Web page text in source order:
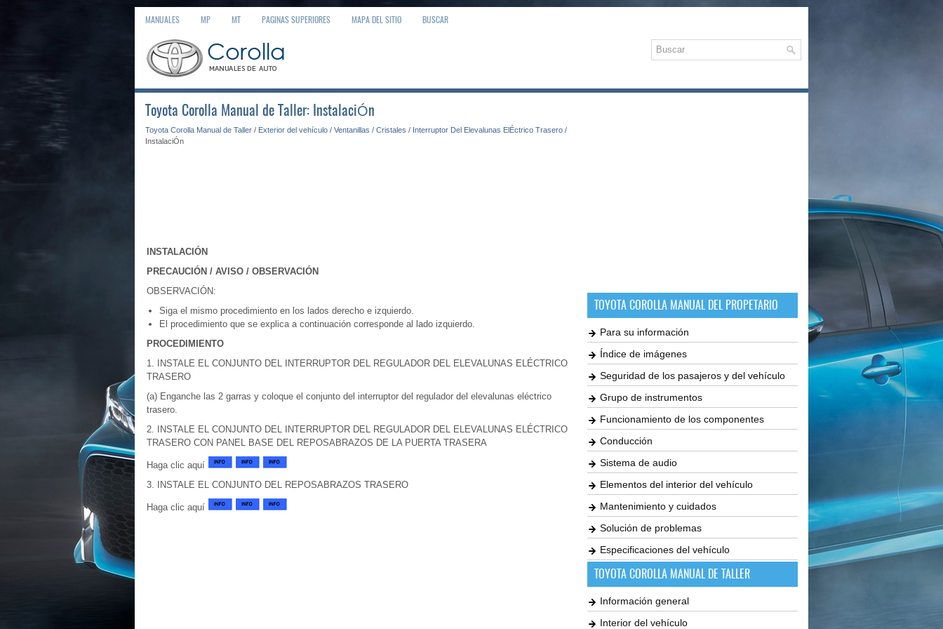
MANUALES MP MT PAGINAS SUPERIORES MAPA DEL SITIO BUSCAR
Toyota Corolla Manual de Taller: InstalaciÓn
Toyota Corolla Manual de Taller / Exterior del vehículo / Ventanillas / Cristales / Interruptor Del Elevalunas ElÉctrico Trasero /
InstalaciÓn
INSTALACIÓN
PRECAUCIÓN / AVISO / OBSERVACIÓN
OBSERVACIÓN:
Siga el mismo procedimiento en los lados derecho e izquierdo.
El procedimiento que se explica a continuación corresponde al lado izquierdo.
PROCEDIMIENTO
1. INSTALE EL CONJUNTO DEL INTERRUPTOR DEL REGULADOR DEL ELEVALUNAS ELÉCTRICO
TRASERO
(a) Enganche las 2 garras y coloque el conjunto del interruptor del regulador del elevalunas eléctrico
trasero.
2. INSTALE EL CONJUNTO DEL INTERRUPTOR DEL REGULADOR DEL ELEVALUNAS ELÉCTRICO
TRASERO CON PANEL BASE DEL REPOSABRAZOS DE LA PUERTA TRASERA
Haga clic aquí
3. INSTALE EL CONJUNTO DEL REPOSABRAZOS TRASERO
Haga clic aquí
TOYOTA COROLLA MANUAL DEL PROPETARIO
Para su información
Índice de imágenes
Seguridad de los pasajeros y del vehículo
Grupo de instrumentos
Funcionamiento de los componentes
Conducción
Sistema de audio
Elementos del interior del vehículo
Mantenimiento y cuidados
Solución de problemas
Especificaciones del vehículo
TOYOTA COROLLA MANUAL DE TALLER
Información general
Interior del vehículo